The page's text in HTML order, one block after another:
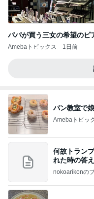
パパが買う三女の希望のピ
Amebaトピックス 1日前
パン教室で
Amebaトピッ
何故トラン
れた時の答え
nokoarikonの